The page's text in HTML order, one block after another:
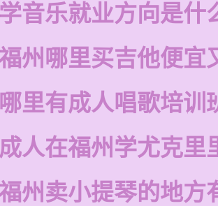
学音乐就业方向是什
州哪里买吉他便宜
哪里有成人唱歌培训
成人在福州学尤克里
州卖小提琴的地方